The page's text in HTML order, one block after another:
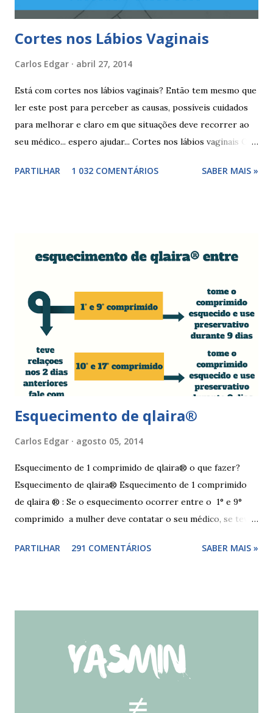
Cortes nos Lábios Vaginais
Carlos Edgar abril 27, 2014
Está com cortes nos lábios vaginais? Então tem mesmo que
ler este post para perceber as causas, possíveis cuidados
para melhorar e claro em que situações deve recorrer ao
seu médico... espero ajudar... Cortes nos lábios vaginais Os
surgir devido às relações sexuais (gestos ou actos mais
de roupa sintética, entre outras. Como tratar as fissuras
sexuais durante 4 dias, aplicar pomada pastosa de vitamina
A e óxido de zinco, fazer a higiene intima duas vezes ao dia
com sabonete de pH neutro e quando retomar as relações
sexuais deverá garantir que a ferida está cicatrizada e que
está lubrificada, se necessário usar um lubrific...
PARTILHAR 1 032 COMENTÁRIOS SABER MAIS »
Esquecimento de qlaira®
Carlos Edgar agosto 05, 2014
Esquecimento de 1 comprimido de qlaira® o que fazer?
Esquecimento de qlaira® Esquecimento de 1 comprimido
de qlaira ® : Se o esquecimento ocorrer entre o 1° e 9°
comprimido a mulher deve contatar o seu médico, se teve
comprimido(s) esquecidos, continuar a tomar os restantes
Se o esquecimento ocorrer entre o 18° e o 24°
comprimido a mulher deve iniciar nova cartela ou carteira
esquecimento ocorrer entre o 25° e o 26° comprimido a
PARTILHAR 291 COMENTÁRIOS SABER MAIS »